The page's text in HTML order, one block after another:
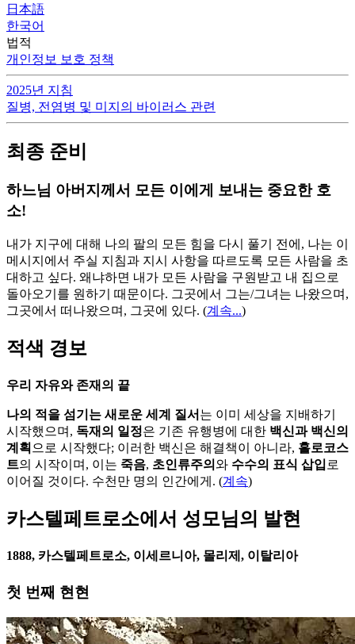
日本語
한국어
법적
개인정보 보호 정책
2025년 지침
질병, 전염병 및 미지의 바이러스 관련
최종 준비
하느님 아버지께서 모든 이에게 보내는 중요한 호
소!
내가 지구에 대해 나의 팔의 모든 힘을 다시 풀기 전에, 나는 이
메시지에서 주실 지침과 지시 사항을 따르도록 모든 사람을 초
대하고 싶다. 왜냐하면 내가 모든 사람을 구원받고 내 집으로
돌아오기를 원하기 때문이다. 그곳에서 그는/그녀는 나왔으며,
그곳에서 떠나왔으며, 그곳에 있다. (계속...)
적색 경보
우리 자유와 존재의 끝
나의 적을 섬기는 새로운 세계 질서 는 이미 세상을 지배하기
시작했으며, 독재의 일정은 기존 유행병에 대한 백신과 백신의
계획 으로 시작했다; 이러한 백신은 해결책이 아니라, 홀로코스
트의 시작이며, 이는 죽음, 초인류주의 와 수수의 표식 삽입 로
이어질 것이다. 수천만 명의 인간에게. (계속)
카스텔페트로소에서 성모님의 발현
1888, 카스텔페트로소, 이세르니아, 몰리제, 이탈리아
첫 번째 현현